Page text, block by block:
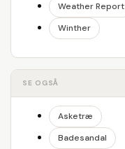
Weather Report
Winther
SE OGSÅ
Asketræ
Badesandal